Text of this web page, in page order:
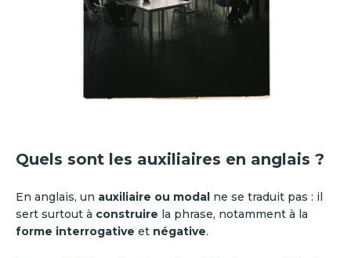
Quels sont les auxiliaires en anglais ?
En anglais, un auxiliaire ou modal ne se traduit pas : il
sert surtout à construire la phrase, notamment à la
forme interrogative et négative.